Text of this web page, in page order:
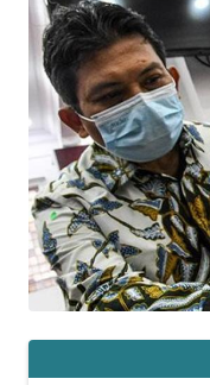
EKUIN
SAINS-TEKNO
KESEHATAN
INTERNASIONAL
SERBA-SERBI